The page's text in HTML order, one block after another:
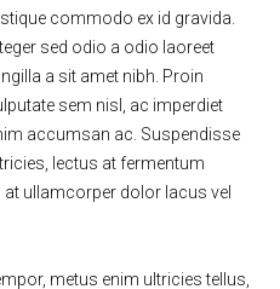
commodo ex id gravida.
sed odio a odio laoreet
a sit amet nibh. Proin
sem nisl, ac imperdiet
accumsan ac. Suspendisse
lectus at fermentum
ullamcorper dolor lacus vel
metus enim ultricies tellus,